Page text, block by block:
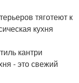
тяготеют к
кухня
кантри
- это свежий